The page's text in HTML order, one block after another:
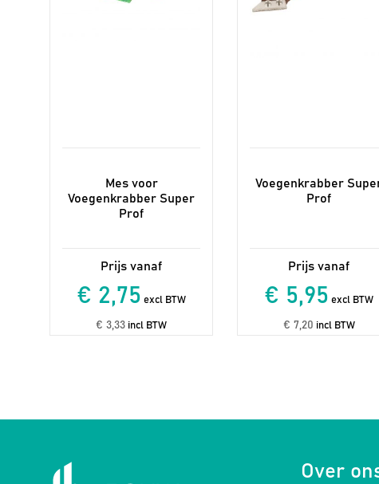
Mes voor
Voegenkrabber Super
Prof
€ 2,75 excl BTW
€ 3,33 incl BTW
Voegenkrabber
Prof
€ 5,95 excl BTW
€ 7,20 incl BTW
Over